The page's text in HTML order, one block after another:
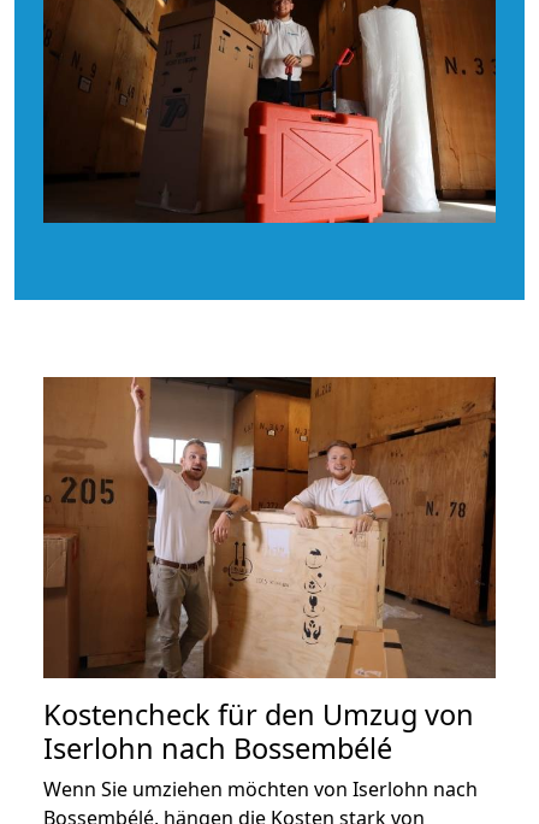
Kostencheck für den Umzug von
Iserlohn nach Bossembélé
Wenn Sie umziehen möchten von Iserlohn nach
Bossembélé, hängen die Kosten stark von